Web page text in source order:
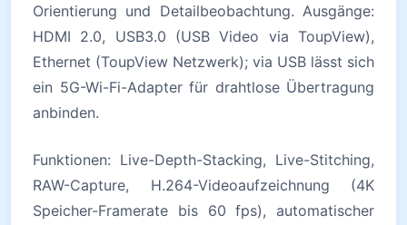
Orientierung und Detailbeobachtung. Ausgänge:
HDMI 2.0, USB3.0 (USB Video via ToupView),
Ethernet (ToupView Netzwerk); via USB lässt sich
ein 5G-Wi-Fi-Adapter für drahtlose Übertragung
anbinden.
Funktionen: Live-Depth-Stacking, Live-Stitching,
RAW-Capture, H.264-Videoaufzeichnung (4K
Speicher-Frame­rate bis 60 fps), automatischer